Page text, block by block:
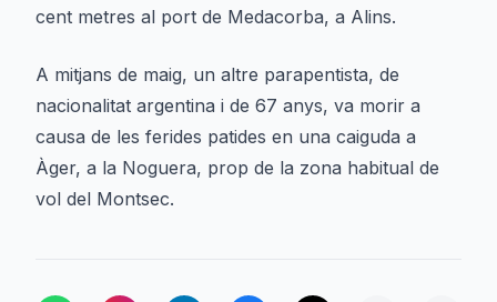
cent metres al port de Medacorba, a Alins.
A mitjans de maig, un altre parapentista, de
nacionalitat argentina i de 67 anys, va morir a
causa de les ferides patides en una caiguda a
Àger, a la Noguera, prop de la zona habitual de
vol del Montsec.